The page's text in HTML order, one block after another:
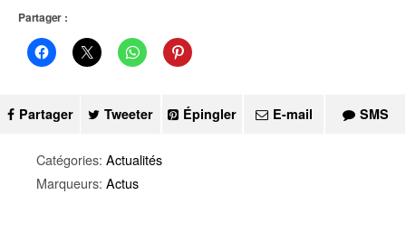
Partager :
Partager Tweeter Épingler E-mail SMS
Catégories: Actualités
Marqueurs: Actus